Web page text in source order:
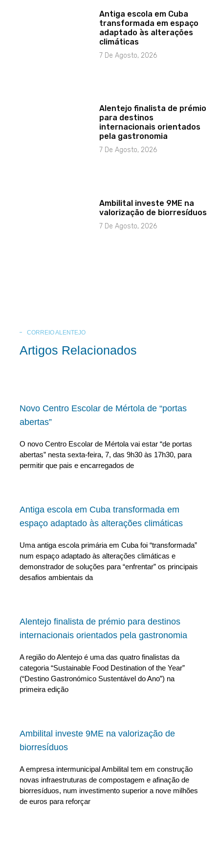
Antiga escola em Cuba
transformada em espaço
adaptado às alterações
climáticas
7 De Agosto, 2026
Alentejo finalista de prémio
para destinos
internacionais orientados
pela gastronomia
7 De Agosto, 2026
Ambilital investe 9ME na
valorização de biorresíduos
7 De Agosto, 2026
CORREIO ALENTEJO
Artigos Relacionados
Novo Centro Escolar de Mértola de “portas
abertas”
O novo Centro Escolar de Mértola vai estar “de portas
abertas” nesta sexta-feira, 7, das 9h30 às 17h30, para
permitir que pais e encarregados de
Antiga escola em Cuba transformada em
espaço adaptado às alterações climáticas
Uma antiga escola primária em Cuba foi “transformada”
num espaço adaptado às alterações climáticas e
demonstrador de soluções para “enfrentar” os principais
desafios ambientais da
Alentejo finalista de prémio para destinos
internacionais orientados pela gastronomia
A região do Alentejo é uma das quatro finalistas da
categoria “Sustainable Food Destination of the Year”
(“Destino Gastronómico Sustentável do Ano”) na
primeira edição
Ambilital investe 9ME na valorização de
biorresíduos
A empresa intermunicipal Ambilital tem em construção
novas infraestruturas de compostagem e afinação de
biorresíduos, num investimento superior a nove milhões
de euros para reforçar